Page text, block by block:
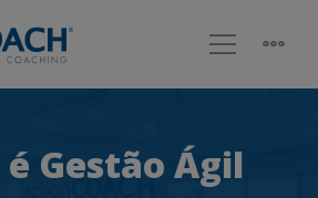
é Gestão Ágil